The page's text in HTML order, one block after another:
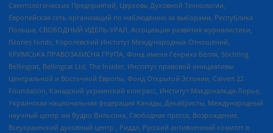
Саентологических Предприятий, Церковь Духовной Технологии,
Европейская сеть организаций по наблюдению за выборами, Республика
Польша, СВОБОДНЫЙ ИДЕЛЬ-УРАЛ, Ассоциация развития журналистики,
IStories fonds, Королевский Институт Международных Отношений,
КРИМСЬКА ПРАВОЗАХИСНА ГРУПА, Фонд имени Генриха Бёлля, Stichting
Bellingcat, Bellingcat Ltd, The Insider, Институт правовой инициативы
Центральной и Восточной Европы, Фонд Открытой Эстонии, Calvert 22
Foundation, Канадский украинский конгресс, Институт Макдональда-Лорье,
Украинская национальная федерация Канады, Декабристы, Международный
научный центр им Вудро Вильсона, Свободная пресса, Возрождение,
Всеукраинский духовный центр , Риддл, Русский антивоенный комитет в